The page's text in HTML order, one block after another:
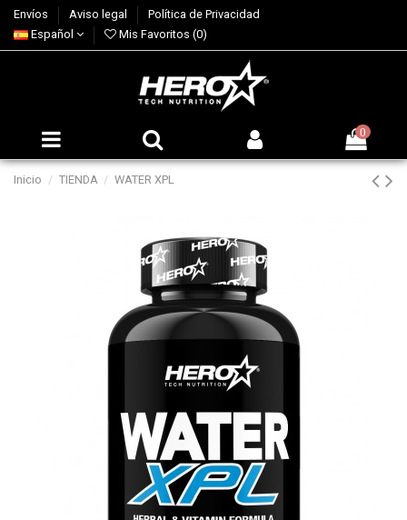
Envíos Aviso legal
Política de Privacidad
Español
Mis Favoritos (0)
0
Inicio TIENDA WATER XPL